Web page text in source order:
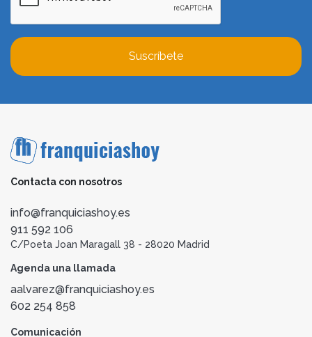
Suscríbete
Contacta con nosotros
info@franquiciashoy.es
911 592 106
C/Poeta Joan Maragall 38 - 28020 Madrid
Agenda una llamada
aalvarez@franquiciashoy.es
602 254 858
Comunicación